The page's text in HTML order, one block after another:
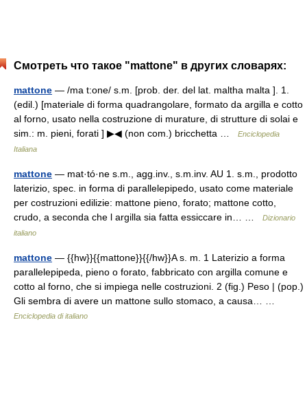
Смотреть что такое "mattone" в других словарях:
mattone — /ma t:one/ s.m. [prob. der. del lat. maltha malta ]. 1.
(edil.) [materiale di forma quadrangolare, formato da argilla e cotto
al forno, usato nella costruzione di murature, di strutture di solai e
sim.: m. pieni, forati ] ▶◀ (non com.) bricchetta …
Enciclopedia
Italiana
mattone — mat·tó·ne s.m., agg.inv., s.m.inv. AU 1. s.m., prodotto
laterizio, spec. in forma di parallelepipedo, usato come materiale
per costruzioni edilizie: mattone pieno, forato; mattone cotto,
crudo, a seconda che l argilla sia fatta essiccare in… …
Dizionario
italiano
mattone — {{hw}}{{mattone}}{{/hw}}A s. m. 1 Laterizio a forma
parallelepipeda, pieno o forato, fabbricato con argilla comune e
cotto al forno, che si impiega nelle costruzioni. 2 (fig.) Peso | (pop.)
Gli sembra di avere un mattone sullo stomaco, a causa… …
Enciclopedia di italiano